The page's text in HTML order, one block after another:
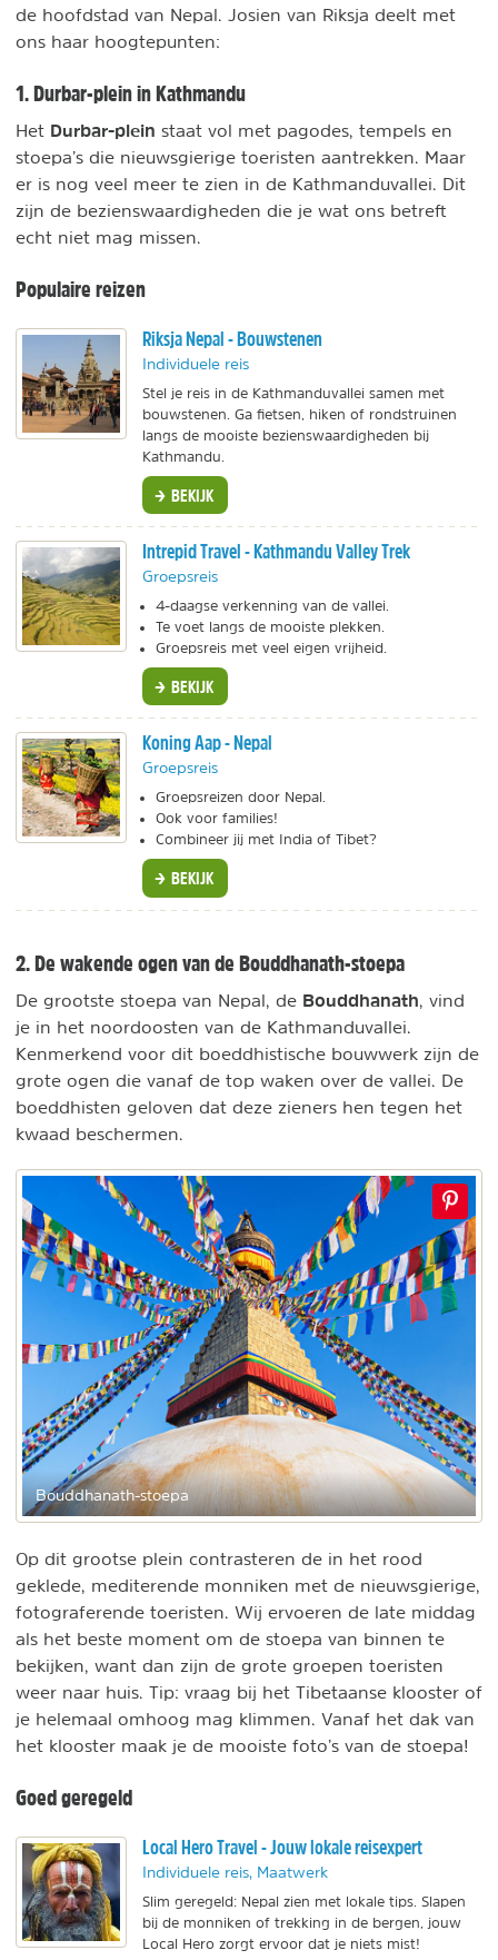
de hoofdstad van Nepal. Josien van Riksja deelt met
ons haar hoogtepunten:
1. Durbar-plein in Kathmandu
Het Durbar-plein staat vol met pagodes, tempels en
stoepa’s die nieuwsgierige toeristen aantrekken. Maar
er is nog veel meer te zien in de Kathmanduvallei. Dit
zijn de bezienswaardigheden die je wat ons betreft
echt niet mag missen.
Populaire reizen
Riksja Nepal - Bouwstenen
Individuele reis
Stel je reis in de Kathmanduvallei samen met
bouwstenen. Ga fietsen, hiken of rondstruinen
langs de mooiste bezienswaardigheden bij
Kathmandu.
BEKIJK
Intrepid Travel - Kathmandu Valley Trek
Groepsreis
4-daagse verkenning van de vallei.
Te voet langs de mooiste plekken.
Groepsreis met veel eigen vrijheid.
BEKIJK
Koning Aap - Nepal
Groepsreis
Groepsreizen door Nepal.
Ook voor families!
Combineer jij met India of Tibet?
BEKIJK
2. De wakende ogen van de Bouddhanath-stoepa
De grootste stoepa van Nepal, de Bouddhanath , vind
je in het noordoosten van de Kathmanduvallei.
Kenmerkend voor dit boeddhistische bouwwerk zijn de
grote ogen die vanaf de top waken over de vallei. De
boeddhisten geloven dat deze zieners hen tegen het
kwaad beschermen.
Bouddhanath-stoepa
Op dit grootse plein contrasteren de in het rood
geklede, mediterende monniken met de nieuwsgierige,
fotograferende toeristen. Wij ervoeren de late middag
als het beste moment om de stoepa van binnen te
bekijken, want dan zijn de grote groepen toeristen
weer naar huis. Tip: vraag bij het Tibetaanse klooster of
je helemaal omhoog mag klimmen. Vanaf het dak van
het klooster maak je de mooiste foto’s van de stoepa!
Goed geregeld
Local Hero Travel - Jouw lokale reisexpert
Individuele reis, Maatwerk
Slim geregeld: Nepal zien met lokale tips. Slapen
bij de monniken of trekking in de bergen, jouw
Local Hero zorgt ervoor dat je niets mist!